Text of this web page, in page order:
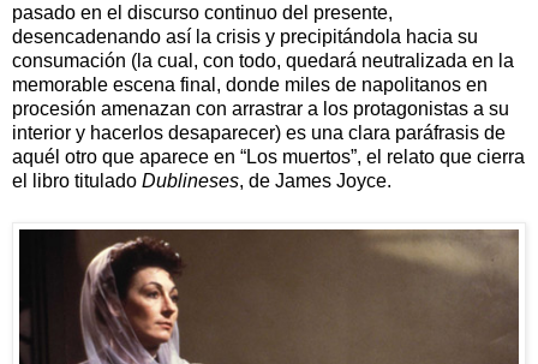
pasado en el discurso continuo del presente,
desencadenando así la crisis y precipitán­dola hacia su
consumación (la cual, con todo, quedará neutralizada en la
memorable escena final, donde miles de napolitanos en
procesión amenazan con arrastrar a los protagonistas a su
interior y hacerlos desaparecer) es una clara paráfrasis de
aquél otro que aparece en “Los muertos”, el relato que cierra
el libro titulado Dublineses, de James Joyce.